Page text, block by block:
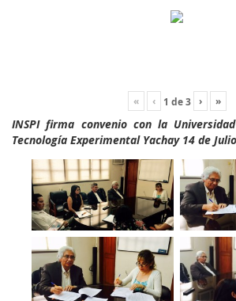
« ‹ 1 de3 › »
INSPI firma convenio con la
Tecnología Experimental Yachay 14 de